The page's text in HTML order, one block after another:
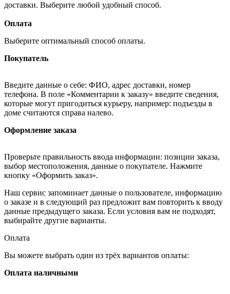
доставки. Выберите любой удобный способ.
Оплата
Выберите оптимальный способ оплаты.
Покупатель
Введите данные о себе: ФИО, адрес доставки, номер
телефона. В поле «Комментарии к заказу» введите сведения,
которые могут пригодиться курьеру, например: подъезды в
доме считаются справа налево.
Оформление заказа
Проверьте правильность ввода информации: позиции заказа,
выбор местоположения, данные о покупателе. Нажмите
кнопку «Оформить заказ».
Наш сервис запоминает данные о пользователе, информацию
о заказе и в следующий раз предложит вам повторить к вводу
данные предыдущего заказа. Если условия вам не подходят,
выбирайте другие варианты.
Оплата
Вы можете выбрать один из трёх вариантов оплаты:
Оплата наличными